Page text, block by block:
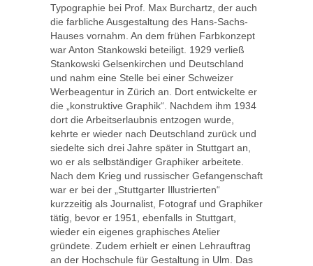
Typographie bei Prof. Max Burchartz, der auch
die farbliche Ausgestaltung des Hans-Sachs-
Hauses vornahm. An dem frühen Farbkonzept
war Anton Stankowski beteiligt. 1929 verließ
Stankowski Gelsenkirchen und Deutschland
und nahm eine Stelle bei einer Schweizer
Werbeagentur in Zürich an. Dort entwickelte er
die „konstruktive Graphik“. Nachdem ihm 1934
dort die Arbeitserlaubnis entzogen wurde,
kehrte er wieder nach Deutschland zurück und
siedelte sich drei Jahre später in Stuttgart an,
wo er als selbständiger Graphiker arbeitete.
Nach dem Krieg und russischer Gefangenschaft
war er bei der „Stuttgarter Illustrierten“
kurzzeitig als Journalist, Fotograf und Graphiker
tätig, bevor er 1951, ebenfalls in Stuttgart,
wieder ein eigenes graphisches Atelier
gründete. Zudem erhielt er einen Lehrauftrag
an der Hochschule für Gestaltung in Ulm. Das